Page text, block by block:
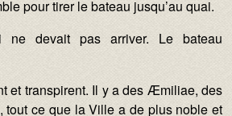
pour tirer le bateau jusqu’au quai.
devait pas arriver. Le bateau
et transpirent. Il y a des Æmiliae, des
tout ce que la Ville a de plus noble et